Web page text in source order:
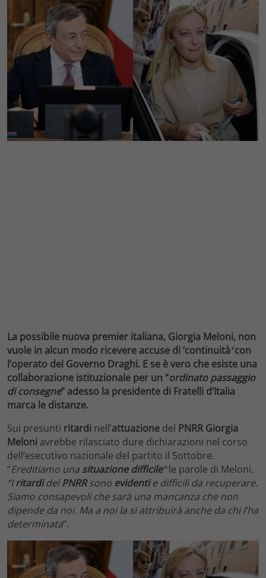
La possibile nuova premier italiana, Giorgia Meloni, non
vuole in alcun modo ricevere accuse di ‘continuità‘con
l’operato del Governo Draghi. E se è vero che esiste una
collaborazione istituzionale per un “ordinato passaggio
di consegne” adesso la presidente di Fratelli d’Italia
marca le distanze.
Sui presunti ritardi nell’attuazione del PNRR Giorgia
Meloni avrebbe rilasciato dure dichiarazioni nel corso
dell’esecutivo nazionale del partito il 5ottobre.
“Ereditiamo una situazione difficile“le parole di Meloni.
“IritardidelPNRRsono evidentie difficili da recuperare.
Siamo consapevoli che sarà una mancanza che non
dipende da noi. Ma a noi la si attribuirà anche da chi l’ha
determinata“.